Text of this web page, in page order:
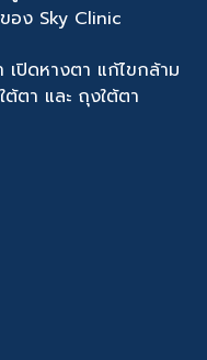
อง Sky Clinic
ปิดหางตา แก้ไขกล้าม
ต้ตา และ ถุงใต้ตา